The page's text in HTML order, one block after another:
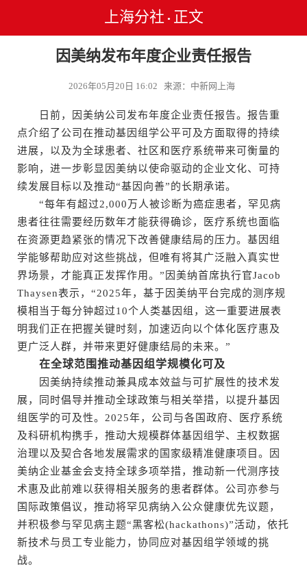
上海分社 • 正文
因美纳发布年度企业责任报告
2026年05月20日 16:02 来源：中新网上海
日前，因美纳公司发布年度企业责任报告。报告重
点介绍了公司在推动基因组学公平可及方面取得的持续
进展，以及为全球患者、社区和医疗系统带来可衡量的
影响，进一步彰显因美纳以使命驱动的企业文化、可持
续发展目标以及推动“基因向善”的长期承诺。
“每年有超过2,000万人被诊断为癌症患者，罕见病
患者往往需要经历数年才能获得确诊，医疗系统也面临
在资源更趋紧张的情况下改善健康结局的压力。基因组
学能够帮助应对这些挑战，但唯有将其广泛融入真实世
界场景，才能真正发挥作用。”因美纳首席执行官Jacob
Thaysen表示，“2025年，基于因美纳平台完成的测序规
模相当于每分钟超过10个人类基因组，这一重要进展表
明我们正在把握关键时刻，加速迈向以个体化医疗惠及
更广泛人群，并带来更好健康结局的未来。”
在全球范围推动基因组学规模化可及
因美纳持续推动兼具成本效益与可扩展性的技术发
展，同时倡导并推动全球政策与相关举措，以提升基因
组医学的可及性。2025年，公司与各国政府、医疗系统
及科研机构携手，推动大规模群体基因组学、主权数据
治理以及契合各地发展需求的国家级精准健康项目。因
美纳企业基金会支持全球多项举措，推动新一代测序技
术惠及此前难以获得相关服务的患者群体。公司亦参与
国际政策倡议，推动将罕见病纳入公众健康优先议题，
并积极参与罕见病主题“黑客松(hackathons)”活动，依托
新技术与员工专业能力，协同应对基因组学领域的挑
战。